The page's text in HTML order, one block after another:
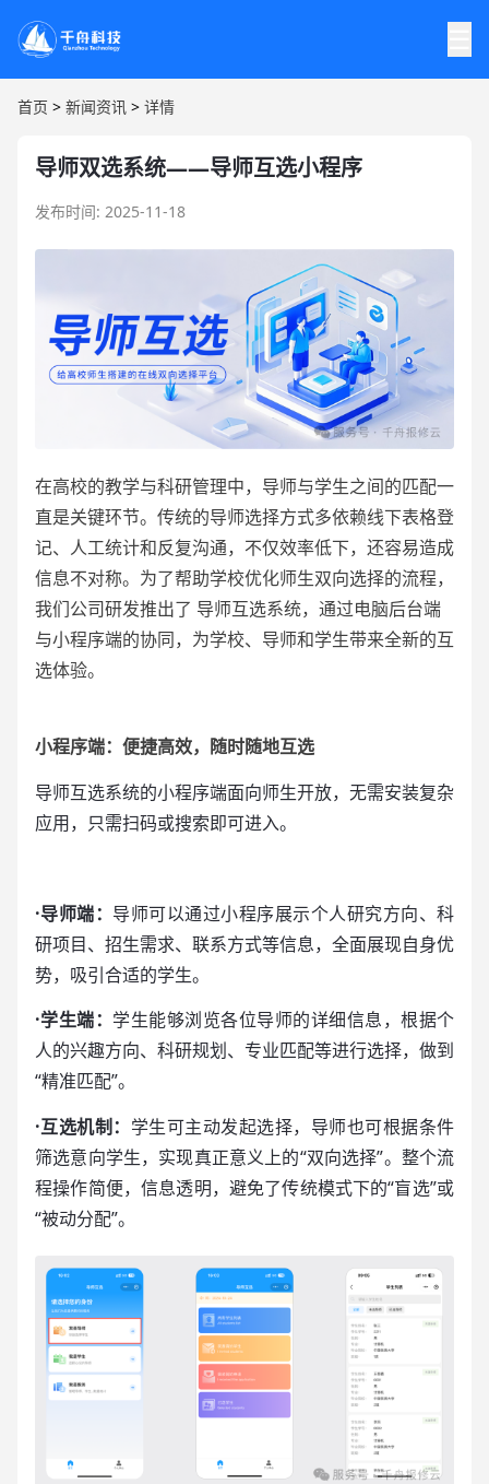
首页 > 新闻资讯 > 详情
导师双选系统——导师互选小程序
发布时间: 2025-11-18
在高校的教学与科研管理中，导师与学生之间的匹配一
直是关键环节。传统的导师选择方式多依赖线下表格登
记、人工统计和反复沟通，不仅效率低下，还容易造成
信息不对称。为了帮助学校优化师生双向选择的流程，
我们公司研发推出了 导师互选系统，通过电脑后台端
与小程序端的协同，为学校、导师和学生带来全新的互
选体验。
小程序端：便捷高效，随时随地互选
导师互选系统的小程序端面向师生开放，无需安装复杂
应用，只需扫码或搜索即可进入。
·导师端： 导师可以通过小程序展示个人研究方向、科
研项目、招生需求、联系方式等信息，全面展现自身优
势，吸引合适的学生。
·学生端： 学生能够浏览各位导师的详细信息，根据个
人的兴趣方向、科研规划、专业匹配等进行选择，做到
“精准匹配”。
·互选机制： 学生可主动发起选择，导师也可根据条件
筛选意向学生，实现真正意义上的“双向选择”。整个流
程操作简便，信息透明，避免了传统模式下的“盲选”或
“被动分配”。